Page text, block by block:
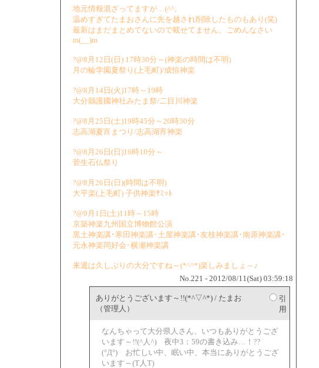
地元情報混ざってますが…(^^;
温めすぎてたまおさんに先を越され削除したものもあり(笑)
最新はまだまとめてないので載せてません。ごめんなさい
m(__)m
?@8月12日(日) 17時30分～(神楽の時間は不明)
月の輪学園夏祭り(上毛町)/成恒神楽
?@8月14日(火)17時～19時
大分縣護國神社みたま祭/二目川神楽
?@8月25日(土)19時45分～20時30分
志高湖夏宵まつり/志高湖宵神楽
?@8月26日(日)16時10分～
菅生石仏祭り
?@8月26日(日)(時間は不明)
大平楽(上毛町) 子供神楽ｻﾐｯﾄ
?@9月1日(土)11時～15時
京築神楽九州国立博物館公演
黒土神楽講･寒田神楽講･土屋神楽講･友枝神楽講･南原神楽講･
元永神楽同好会･横瀬神楽講
来週は久しぶりの大分ですね～(*^^*)楽しみましょ～♪
No.221 - 2012/08/11(Sat) 03:59:18
ありがとうございます～!!(*^▽^*) / たまお
（管理人）
引
用
なんちゃって大分県人さん、いつもありがとうござ
います～!!(^人^) 夜中3：59の書き込み…！??
(°Д°) お忙しい中、眠い中、本当にありがとうござ
います～(T人T)